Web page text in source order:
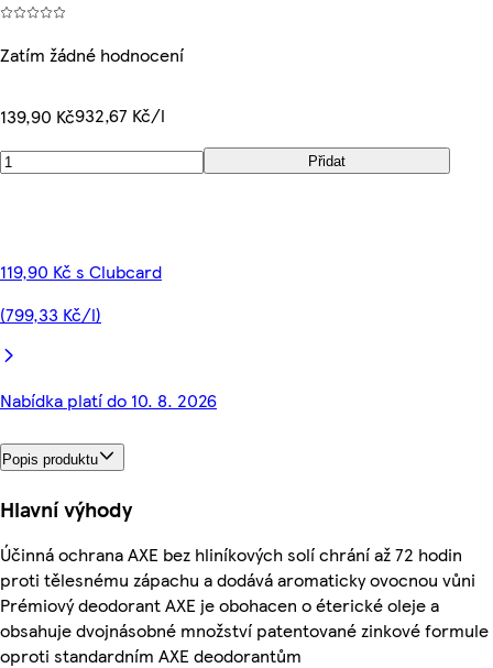
Zatím žádné hodnocení
139,90 Kč932,67 Kč/l
Přidat
119,90 Kč s Clubcard
(799,33 Kč/l)
Nabídka platí do 10. 8. 2026
Popis produktu
Hlavní výhody
Účinná ochrana AXE bez hliníkových solí chrání až 72 hodin
proti tělesnému zápachu a dodává aromaticky ovocnou vůni
Prémiový deodorant AXE je obohacen o éterické oleje a
obsahuje dvojnásobné množství patentované zinkové formule
oproti standardním AXE deodorantům